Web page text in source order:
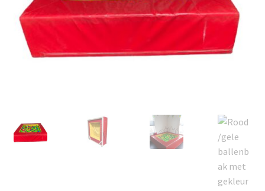
Offerte aanvraag
Privacybeleid